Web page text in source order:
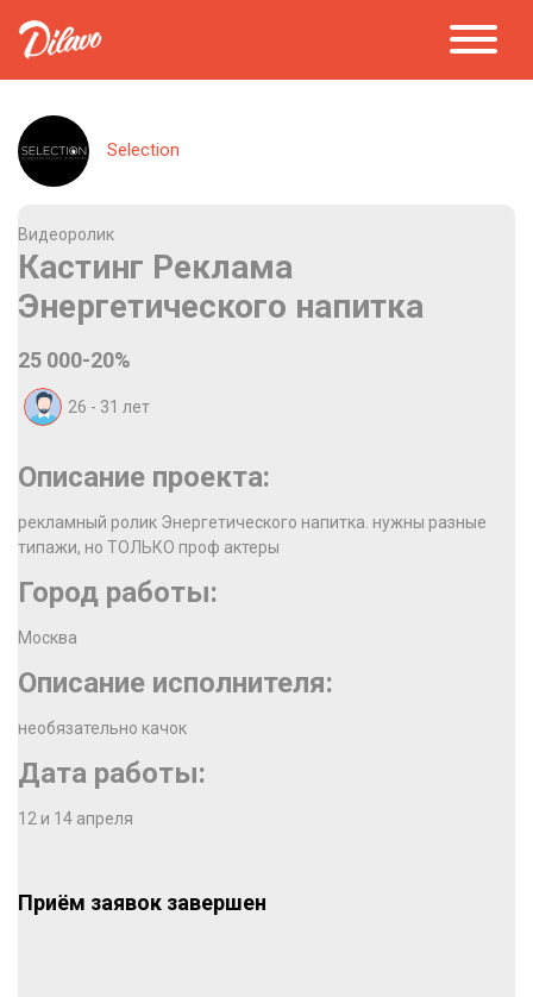
Selection
Видеоролик
Кастинг Реклама
Энергетического напитка
25 000-20%
26 - 31 лет
Описание проекта:
рекламный ролик Энергетического напитка. нужны разные
типажи, но ТОЛЬКО проф актеры
Город работы:
Москва
Описание исполнителя:
необязательно качок
Дата работы:
12 и 14 апреля
Приём заявок завершен